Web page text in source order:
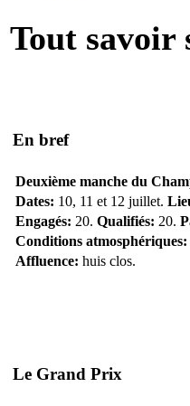
Tout savoir
En bref
Deuxième manche du
Dates: 10, 11 et 12 juillet.
Engagés: 20. Qualifiés: 20.
Conditions atmosphériques:
Affluence: huis clos.
Le Grand Prix